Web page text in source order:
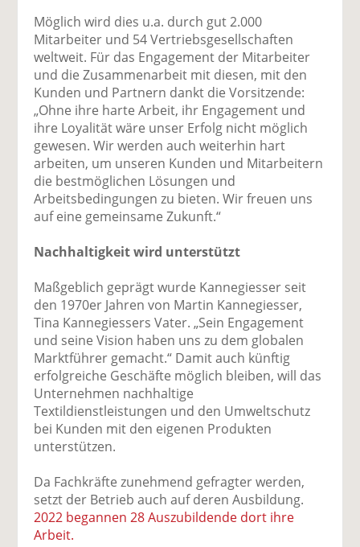
k
te
il
e
n
e
n
d
e
n
Möglich wird dies u.a. durch gut 2.000
Mitarbeiter und 54 Vertriebsgesellschaften
weltweit. Für das Engagement der Mitarbeiter
und die Zusammenarbeit mit diesen, mit den
Kunden und Partnern dankt die Vorsitzende:
„Ohne ihre harte Arbeit, ihr Engagement und
ihre Loyalität wäre unser Erfolg nicht möglich
gewesen. Wir werden auch weiterhin hart
arbeiten, um unseren Kunden und Mitarbeitern
die bestmöglichen Lösungen und
Arbeitsbedingungen zu bieten. Wir freuen uns
auf eine gemeinsame Zukunft.“
Nachhaltigkeit wird unterstützt
Maßgeblich geprägt wurde Kannegiesser seit
den 1970er Jahren von Martin Kannegiesser,
Tina Kannegiessers Vater. „Sein Engagement
und seine Vision haben uns zu dem globalen
Marktführer gemacht.“ Damit auch künftig
erfolgreiche Geschäfte möglich bleiben, will das
Unternehmen nachhaltige
Textildienstleistungen und den Umweltschutz
bei Kunden mit den eigenen Produkten
unterstützen.
Da Fachkräfte zunehmend gefragter werden,
setzt der Betrieb auch auf deren Ausbildung.
2022 begannen 28 Auszubildende dort ihre
Arbeit.